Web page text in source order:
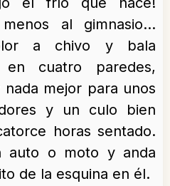
al gimnasio…
a chivo y bala
en cuatro paredes,
nada mejor para unos
y un culo bien
horas sentado.
auto o moto y anda
de la esquina en él.